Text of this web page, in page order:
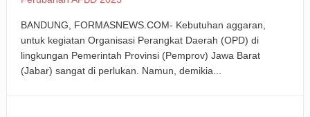
BANDUNG, FORMASNEWS.COM- Kebutuhan aggaran,
untuk kegiatan Organisasi Perangkat Daerah (OPD) di
lingkungan Pemerintah Provinsi (Pemprov) Jawa Barat
(Jabar) sangat di perlukan. Namun, demikia...